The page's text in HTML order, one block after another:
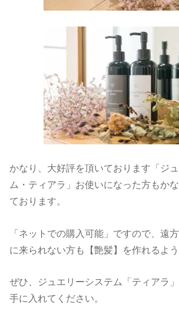
かなり、大好評を頂いております「ジ
ム・ティアラ」お使いになった方もか
ております。
「ネットでの購入可能」ですので、遠
に来られない方も【艶髪】を作れるよ
ぜひ、ジュエリーシステム「ティアラ
手に入れてください。